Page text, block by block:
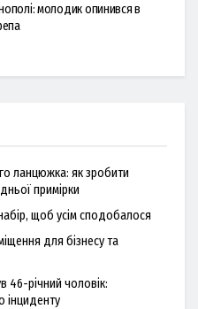
молодик опинився в
ланцюжка: як зробити
примірки
щоб усім сподобалося
для бізнесу та
46-річний чоловік:
інциденту